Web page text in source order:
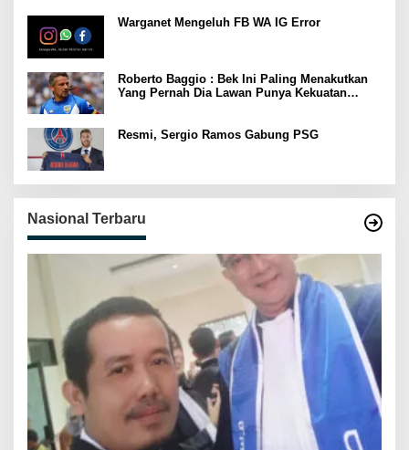
Warganet Mengeluh FB WA IG Error
Roberto Baggio : Bek Ini Paling Menakutkan
Yang Pernah Dia Lawan Punya Kekuatan
Resmi, Sergio Ramos Gabung PSG
Nasional Terbaru